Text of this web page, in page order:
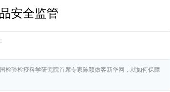
安全监管
验检疫科学研究院首席专家陈颖做客新华网，就如何保障